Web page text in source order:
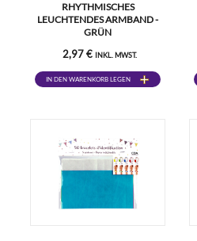
RHYTHMISCHES
LEUCHTENDES ARMBAND -
GRÜN
2,97 € INKL. MWST.
IN DEN WARENKORB LEGEN